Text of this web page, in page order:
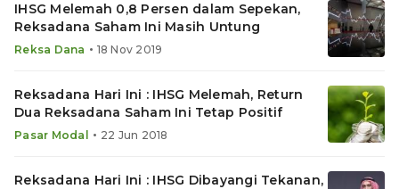
IHSG Melemah 0,8 Persen dalam Sepekan,
Reksadana Saham Ini Masih Untung
Reksa Dana • 18 Nov 2019
Reksadana Hari Ini : IHSG Melemah, Return
Dua Reksadana Saham Ini Tetap Positif
Pasar Modal • 22 Jun 2018
Reksadana Hari Ini : IHSG Dibayangi Tekanan,